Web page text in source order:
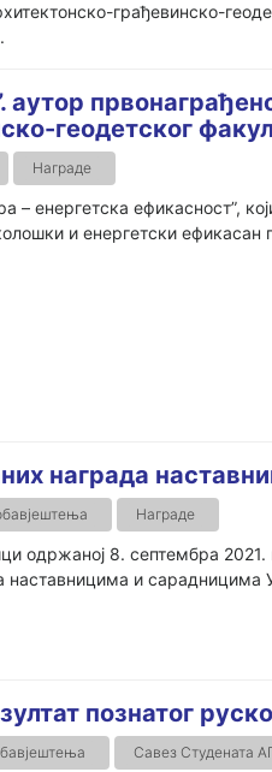
грађевинско-
геодетског
Награде
енергетска ефикасност”,
и енергетски ефикасан
награда
Награде
одржаној 8. септембра 2021.
и сарадницима
познатог
Савез Студената